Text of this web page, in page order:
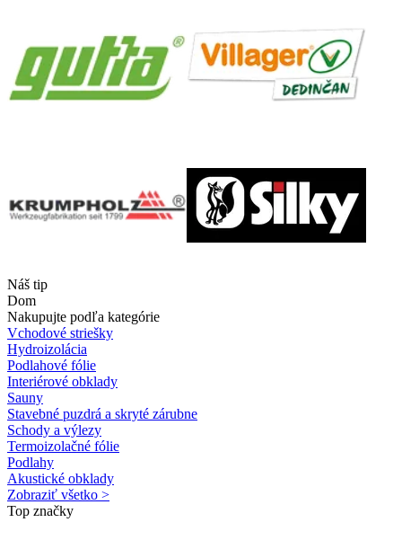
Náš tip
Dom
Nakupujte podľa kategórie
Vchodové striešky
Hydroizolácia
Podlahové fólie
Interiérové obklady
Sauny
Stavebné puzdrá a skryté zárubne
Schody a výlezy
Termoizolačné fólie
Podlahy
Akustické obklady
Zobraziť všetko >
Top značky